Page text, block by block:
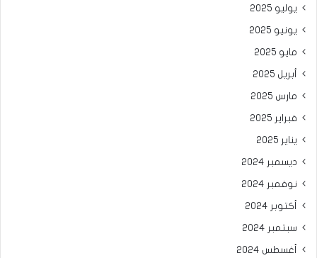
يوليو 2025
يونيو 2025
مايو 2025
أبريل 2025
مارس 2025
فبراير 2025
يناير 2025
ديسمبر 2024
نوفمبر 2024
أكتوبر 2024
سبتمبر 2024
أغسطس 2024